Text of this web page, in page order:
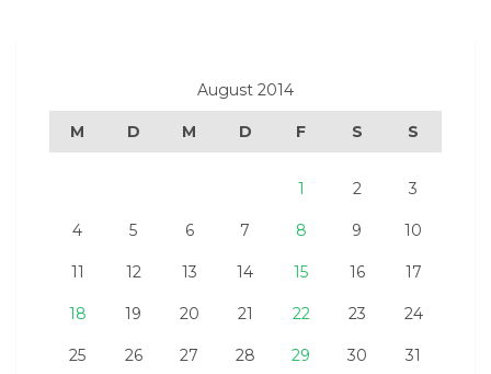
August 2014
M D M D F S S
1 2 3
4 5 6 7 8 9 10
11 12 13 14 15 16 17
18 19 20 21 22 23 24
25 26 27 28 29 30
31